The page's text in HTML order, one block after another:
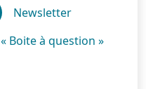
Newsletter
« Boite à question »